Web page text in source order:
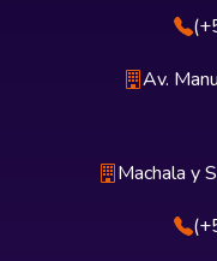
Av.
Machala y